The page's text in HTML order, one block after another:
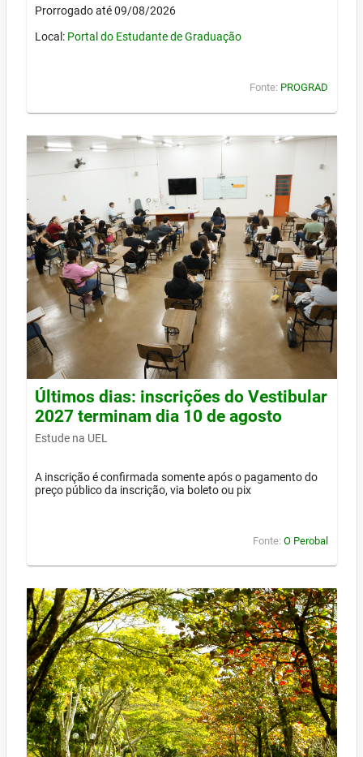
Prorrogado até 09/08/2026
Local: Portal do Estudante de Graduação
Fonte: PROGRAD
Últimos dias: inscrições do Vestibular
2027 terminam dia 10 de agosto
Estude na UEL
A inscrição é confirmada somente após o pagamento do
preço público da inscrição, via boleto ou pix
Fonte: O Perobal